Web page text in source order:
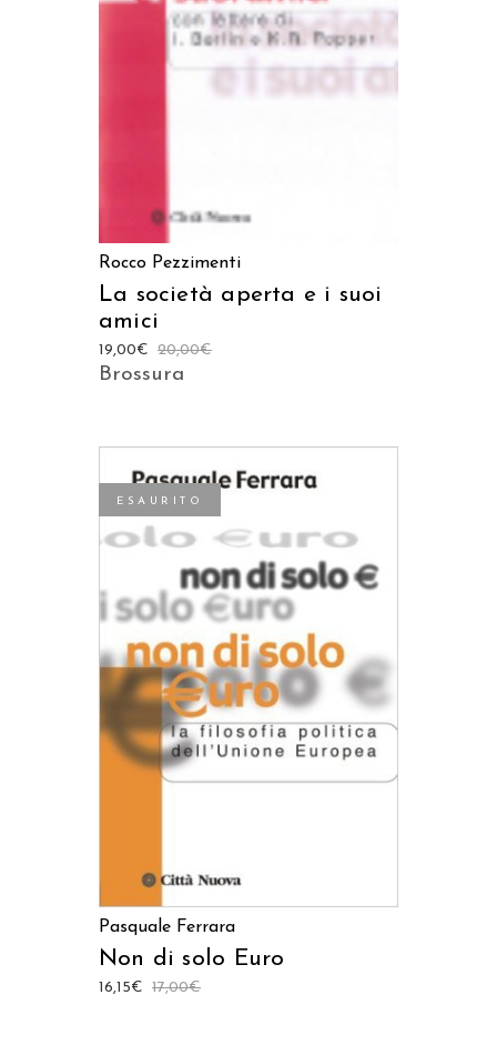
AGGIUNGI AL CARRELLO
Rocco Pezzimenti
La società aperta e i suoi
amici
20,00€
19,00€
Brossura
ESAURITO
LEGGI TUTTO
Pasquale Ferrara
Non di solo Euro
17,00€
16,15€